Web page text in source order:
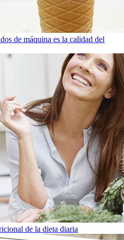
de máquina es la calidad del
de la dieta diaria